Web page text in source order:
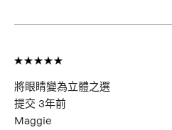
將眼睛變為立體之選
提交 3年前
Maggie